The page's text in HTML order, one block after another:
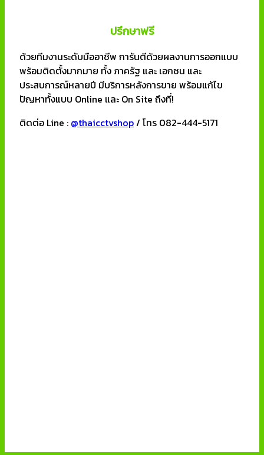
ปรึกษาฟรี
ด้วยทีมงานระดับมืออาชีพ การันตีด้วยผลงานการออกแบบ
พร้อมติดตั้งมากมาย ทั้ง ภาครัฐ และ เอกชน และ
ประสบการณ์หลายปี มีบริการหลังการขาย พร้อมแก้ไข
ปัญหาทั้งแบบ Online และ On Site ถึงที่!
ติดต่อ Line : @thaicctvshop/ โทร 082-444-5171